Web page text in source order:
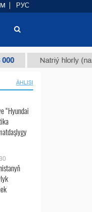
Natriý hlorly (nahar
ÄHLISI
“Hyundai
РУС